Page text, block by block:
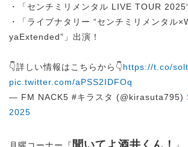
・「センチミリメンタル LIVE TOUR
・「ライブナタリー “センチミリメンタル
yaExtended”」出演！
👇詳しい情報はこちらから👇https://t.co/
pic.twitter.com/aPSS2IDFOq
— FM NACK5 #キラスタ (@kirasuta795)
2025
月曜コーナー『 聞いてよ酒井くん！
』